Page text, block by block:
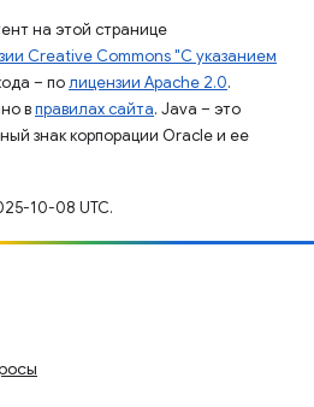
на этой странице
Creative Commons "С указанием
– полицензии Apache 2.0.
вправилах сайта. Java – это
знак корпорации Oracle и ее
10-08 UTC.